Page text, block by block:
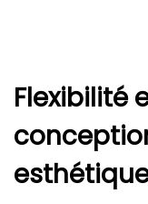
Flexibilité